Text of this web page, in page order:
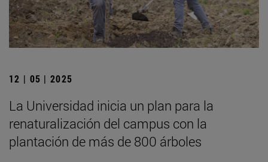
12 | 05 | 2025
La Universidad inicia un plan para la
renaturalización del campus con la
plantación de más de 800 árboles